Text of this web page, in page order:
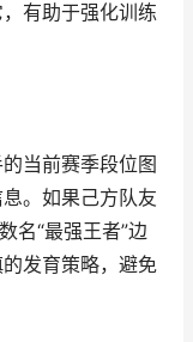
有助于强化训练
当前赛季段位图
。如果己方队友
名“最强王者”边
发育策略，避免